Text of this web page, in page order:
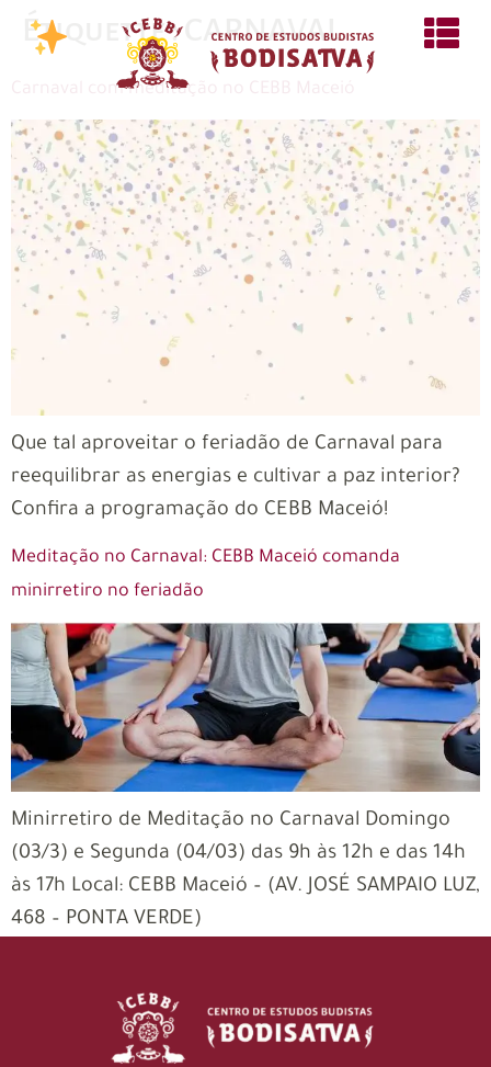
Étiquette : CARNAVAL
Carnaval com meditação no CEBB Maceió
Que tal aproveitar o feriadão de Carnaval para
reequilibrar as energias e cultivar a paz interior?
Confira a programação do CEBB Maceió!
Meditação no Carnaval: CEBB Maceió comanda
minirretiro no feriadão
Minirretiro de Meditação no Carnaval Domingo
(03/3) e Segunda (04/03) das 9h às 12h e das 14h
às 17h Local: CEBB Maceió – (AV. JOSÉ SAMPAIO LUZ,
468 – PONTA VERDE)